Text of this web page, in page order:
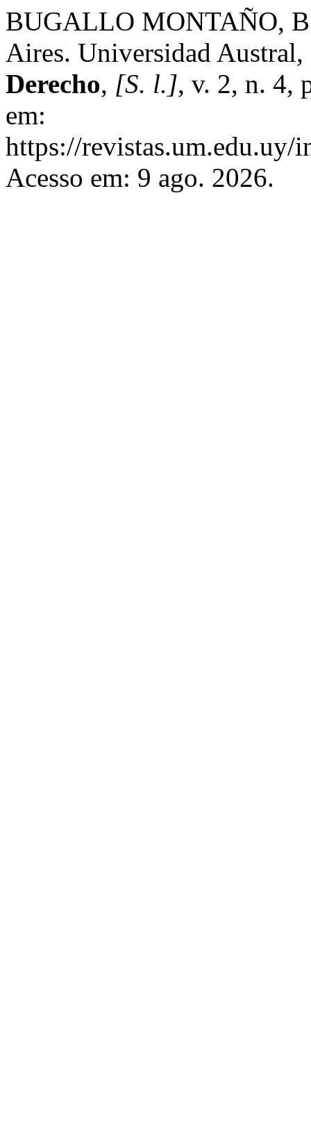
BUGALLO MONTAÑO,
Aires. Universidad
Derecho, [S. l.], v. 2, n. 4,
em:
https://revistas.um.edu.uy/
Acesso em: 9 ago. 2026.